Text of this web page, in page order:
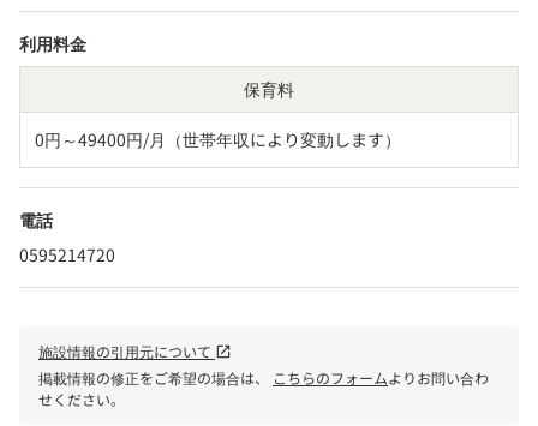
利用料金
保育料
0円～49400円/月（世帯年収により変動します）
電話
0595214720
施設情報の引用元について open_in_new
掲載情報の修正をご希望の場合は、 こちらのフォームよりお問い合わ
せください。